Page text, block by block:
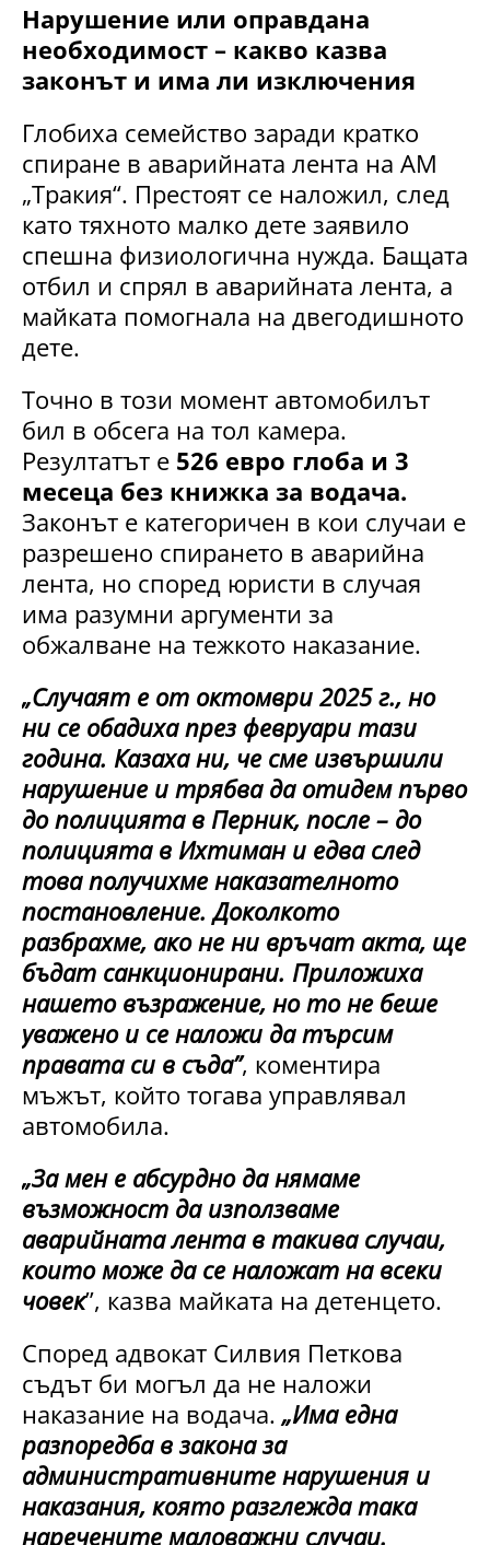
Нарушение или оправдана
необходимост – какво казва
законът и има ли изключения
Глобиха семейство заради кратко
спиране в аварийната лента на АМ
„Тракия“. Престоят се наложил, след
като тяхното малко дете заявило
спешна физиологична нужда. Бащата
отбил и спрял в аварийната лента, а
майката помогнала на двегодишното
дете.
Точно в този момент автомобилът
бил в обсега на тол камера.
Резултатът е 526 евро глоба и 3
месеца без книжка за водача.
Законът е категоричен в кои случаи е
разрешено спирането в аварийна
лента, но според юристи в случая
има разумни аргументи за
обжалване на тежкото наказание.
„Случаят е от октомври 2025 г., но
ни се обадиха през февруари тази
година. Казаха ни, че сме извършили
нарушение и трябва да отидем първо
до полицията в Перник, после – до
полицията в Ихтиман и едва след
това получихме наказателното
постановление. Доколкото
разбрахме, ако не ни връчат акта, ще
бъдат санкционирани. Приложиха
нашето възражение, но то не беше
уважено и се наложи да търсим
правата си в съда”, коментира
мъжът, който тогава управлявал
автомобила.
„За мен е абсурдно да нямаме
възможност да използваме
аварийната лента в такива случаи,
които може да се наложат на всеки
човек”, казва майката на детенцето.
Според адвокат Силвия Петкова
съдът би могъл да не наложи
наказание на водача. „Има една
разпоредба в закона за
административните нарушения и
наказания, която разглежда така
наречените маловажни случаи.